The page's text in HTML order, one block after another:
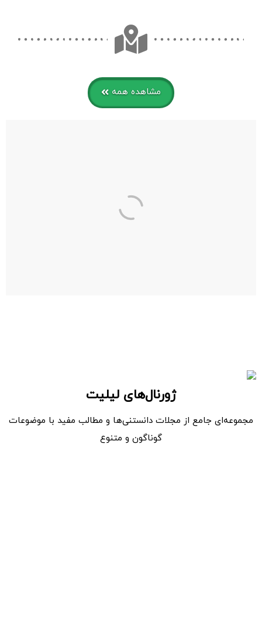
مشاهده همه
ژورنال‌های لیلیت
مجموعه‌ای جامع از مجلات دانستنی‌ها و مطالب مفید با موضوعات
گوناگون و متنوع